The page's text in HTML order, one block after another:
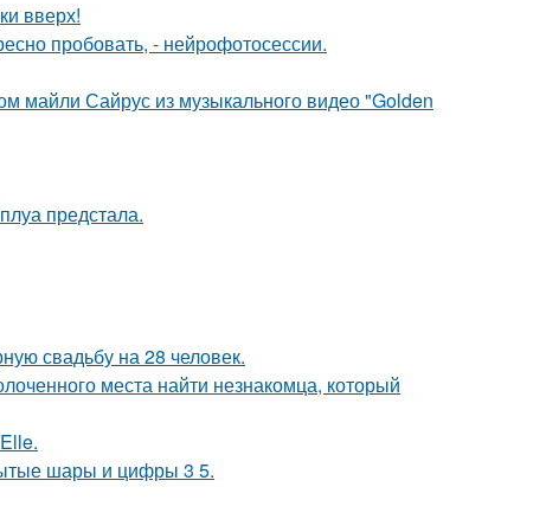
вверх!
пробовать, - нейрофотосессии.
майли Сайрус из музыкального видео "Golden
предстала.
свадьбу на 28 человек.
места найти незнакомца, который
шары и цифры 3 5.